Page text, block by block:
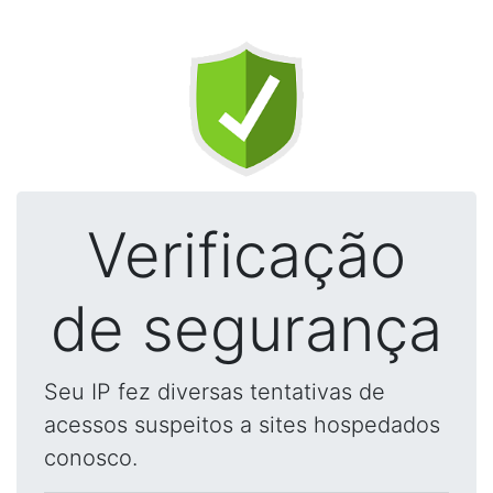
Verificação
de segurança
Seu IP fez diversas tentativas de
acessos suspeitos a sites hospedados
conosco.